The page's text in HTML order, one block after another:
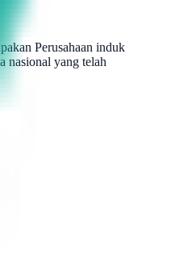
Perusahaan induk
nasional yang telah